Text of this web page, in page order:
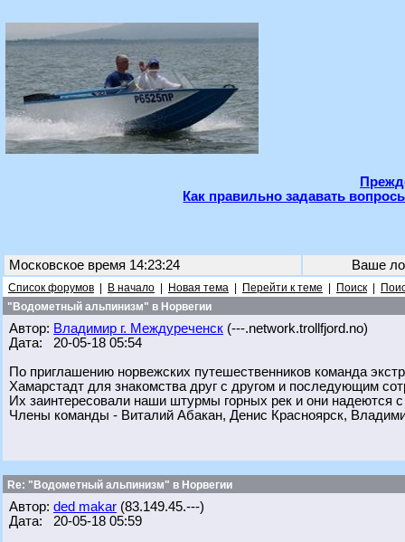
Как правильно задавать
Московское время 14:23:24 Ваше
Список форумов В начало Новая тема Перейти к теме Поиск
"Водометный альпинизм" в Норвегии
Автор: Владимир г. Междуреченск (---.network.trollfjord.no)
Дата: 20-05-18 05:54
По приглашению норвежских путешественников команда
Хамарстадт для знакомства друг с другом и последующим
Их заинтересовали наши штурмы горных рек и они
Члены команды - Виталий Абакан, Денис Красноярск,
Re: "Водометный альпинизм" в Норвегии
Автор: ded makar (83.149.45.---)
Дата: 20-05-18 05:59